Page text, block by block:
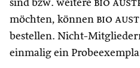
sind bzw. weitere bio
möchten, können bio
bestellen. Nicht-
einmalig ein